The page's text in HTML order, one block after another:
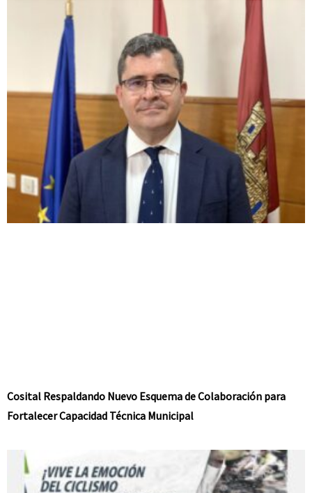
Cosital Respaldando Nuevo Esquema de Colaboración para
Fortalecer Capacidad Técnica Municipal